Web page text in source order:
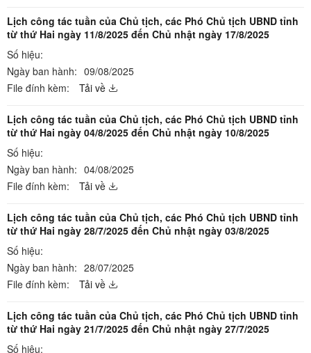
Lịch công tác tuần của Chủ tịch, các Phó Chủ tịch UBND tỉnh
từ thứ Hai ngày 11/8/2025 đến Chủ nhật ngày 17/8/2025
Số hiệu:
Ngày ban hành: 09/08/2025
File đính kèm:
Tải về
Lịch công tác tuần của Chủ tịch, các Phó Chủ tịch UBND tỉnh
từ thứ Hai ngày 04/8/2025 đến Chủ nhật ngày 10/8/2025
Số hiệu:
Ngày ban hành: 04/08/2025
File đính kèm:
Tải về
Lịch công tác tuần của Chủ tịch, các Phó Chủ tịch UBND tỉnh
từ thứ Hai ngày 28/7/2025 đến Chủ nhật ngày 03/8/2025
Số hiệu:
Ngày ban hành: 28/07/2025
File đính kèm:
Tải về
Lịch công tác tuần của Chủ tịch, các Phó Chủ tịch UBND tỉnh
từ thứ Hai ngày 21/7/2025 đến Chủ nhật ngày 27/7/2025
Số hiệu: